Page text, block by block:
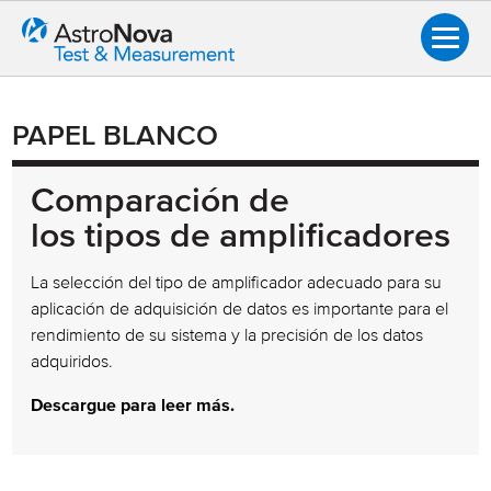
PAPEL BLANCO
Comparación de
los tipos de amplificadores
La selección del tipo de amplificador adecuado para su
aplicación de adquisición de datos es importante para el
rendimiento de su sistema y la precisión de los datos
adquiridos.
Descargue para leer más.